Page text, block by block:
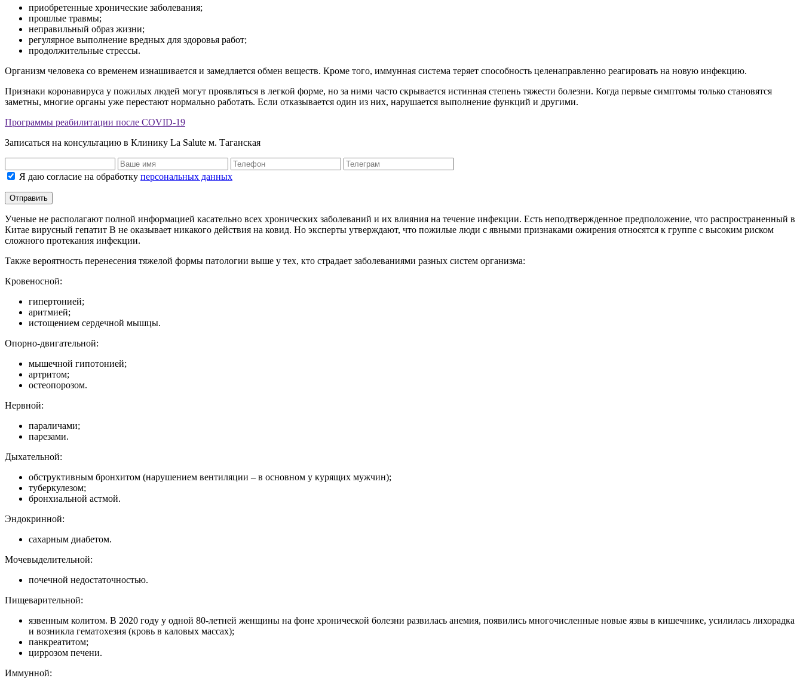
приобретенные хронические заболевания;
прошлые травмы;
неправильный образ жизни;
регулярное выполнение вредных для здоровья работ;
продолжительные стрессы.
Организм человека со временем изнашивается и замедляется обмен веществ. Кроме того, иммунная система теряет способность целенаправленно реагировать на новую инфекцию.
Признаки коронавируса у пожилых людей могут проявляться в легкой форме, но за ними часто скрывается истинная степень тяжести болезни. Когда первые симптомы только становятся
заметны, многие органы уже перестают нормально работать. Если отказывается один из них, нарушается выполнение функций и другими.
Программы реабилитации после COVID-19
Записаться на консультацию в Клинику La Salute м. Таганская
Я даю согласие на обработку персональных данных
Отправить
Ученые не располагают полной информацией касательно всех хронических заболеваний и их влияния на течение инфекции. Есть неподтвержденное предположение, что распространенный в
Китае вирусный гепатит В не оказывает никакого действия на ковид. Но эксперты утверждают, что пожилые люди с явными признаками ожирения относятся к группе с высоким риском
сложного протекания инфекции.
Также вероятность перенесения тяжелой формы патологии выше у тех, кто страдает заболеваниями разных систем организма:
Кровеносной:
гипертонией;
аритмией;
истощением сердечной мышцы.
Опорно-двигательной:
мышечной гипотонией;
артритом;
остеопорозом.
Нервной:
параличами;
парезами.
Дыхательной:
обструктивным бронхитом (нарушением вентиляции – в основном у курящих мужчин);
туберкулезом;
бронхиальной астмой.
Эндокринной:
сахарным диабетом.
Мочевыделительной:
почечной недостаточностью.
Пищеварительной:
язвенным колитом. В 2020 году у одной 80-летней женщины на фоне хронической болезни развилась анемия, появились многочисленные новые язвы в кишечнике, усилилась лихорадка
и возникла гематохезия (кровь в каловых массах);
панкреатитом;
циррозом печени.
Иммунной: